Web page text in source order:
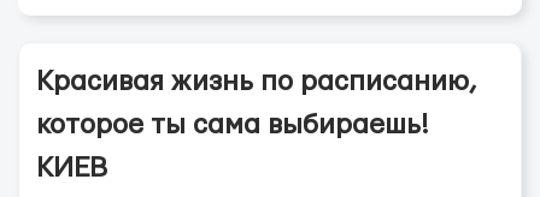
Красивая жизнь по расписанию,
которое ты сама выбираешь!
КИЕВ